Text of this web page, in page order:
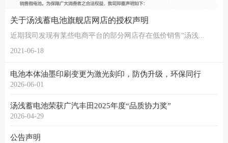
关于汤浅蓄电池旗舰店网店的授权声明
近期我司发现有某些电商平台的部分网店存在低价销售“汤浅...
2021-06-18
电池本体油墨印刷变更为激光刻印，防伪升级，环保同行
2026-06-01
汤浅蓄电池荣获广汽丰田2025年度“品质协力奖”
2026-04-29
公告声明